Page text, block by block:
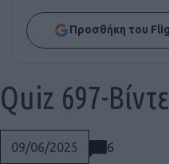
Προσθήκη του
09/06/2025 6
Quiz 697-